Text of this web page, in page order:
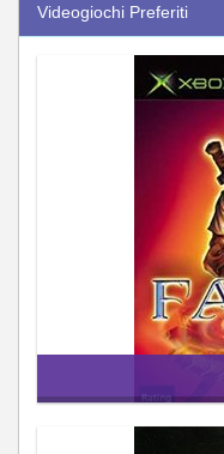
Videogiochi Preferiti